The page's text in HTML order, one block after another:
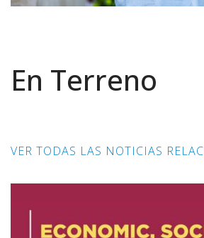
En Terreno
VER TODAS LAS NOTICIAS